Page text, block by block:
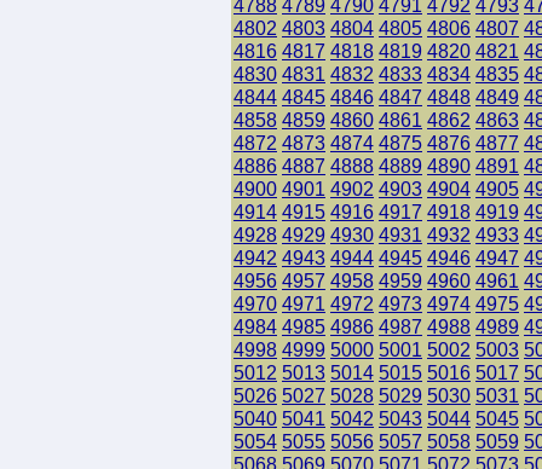
4788 4789 4790 4791 4792 4793
4802 4803 4804 4805 4806 4807
4816 4817 4818 4819 4820 4821
4830 4831 4832 4833 4834 4835
4844 4845 4846 4847 4848 4849
4858 4859 4860 4861 4862 4863
4872 4873 4874 4875 4876 4877
4886 4887 4888 4889 4890 4891
4900 4901 4902 4903 4904 4905
4914 4915 4916 4917 4918 4919
4928 4929 4930 4931 4932 4933
4942 4943 4944 4945 4946 4947
4956 4957 4958 4959 4960 4961
4970 4971 4972 4973 4974 4975
4984 4985 4986 4987 4988 4989
4998 4999 5000 5001 5002 5003
5012 5013 5014 5015 5016 5017
5026 5027 5028 5029 5030 5031
5040 5041 5042 5043 5044 5045
5054 5055 5056 5057 5058 5059
5068 5069 5070 5071 5072 5073